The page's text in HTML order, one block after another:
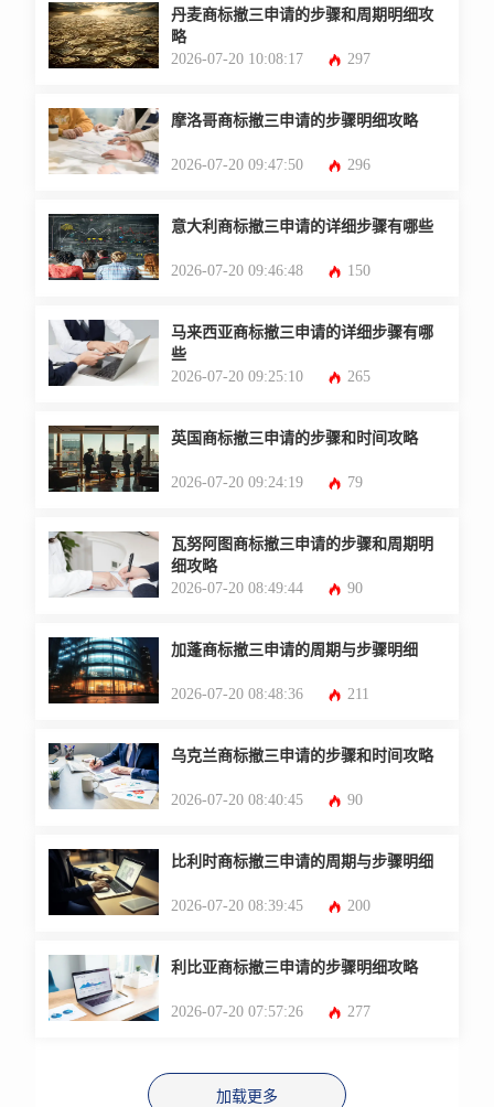
丹麦商标撤三申请的步骤和周期明细攻
略
2026-07-20 10:08:17 297
摩洛哥商标撤三申请的步骤明细攻略
2026-07-20 09:47:50 296
意大利商标撤三申请的详细步骤有哪些
2026-07-20 09:46:48 150
马来西亚商标撤三申请的详细步骤有哪
些
2026-07-20 09:25:10 265
英国商标撤三申请的步骤和时间攻略
2026-07-20 09:24:19 79
瓦努阿图商标撤三申请的步骤和周期明
细攻略
2026-07-20 08:49:44 90
加蓬商标撤三申请的周期与步骤明细
2026-07-20 08:48:36 211
乌克兰商标撤三申请的步骤和时间攻略
2026-07-20 08:40:45 90
比利时商标撤三申请的周期与步骤明细
2026-07-20 08:39:45 200
利比亚商标撤三申请的步骤明细攻略
2026-07-20 07:57:26 277
加载更多